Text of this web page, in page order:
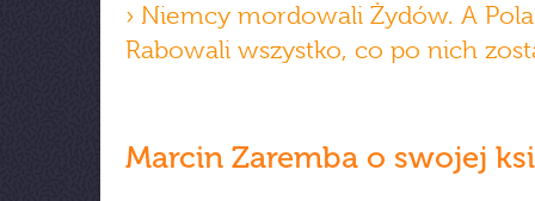
› Niemcy mordowali Żydów. A
Rabowali wszystko, co po nich
Marcin Zaremba o swojej